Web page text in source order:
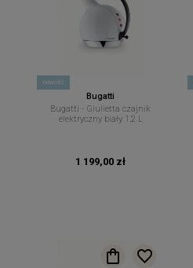
nowość
Bugatti
Bugatti - Giulietta czajnik
elektryczny biały 1,2 L
1 199,00 zł